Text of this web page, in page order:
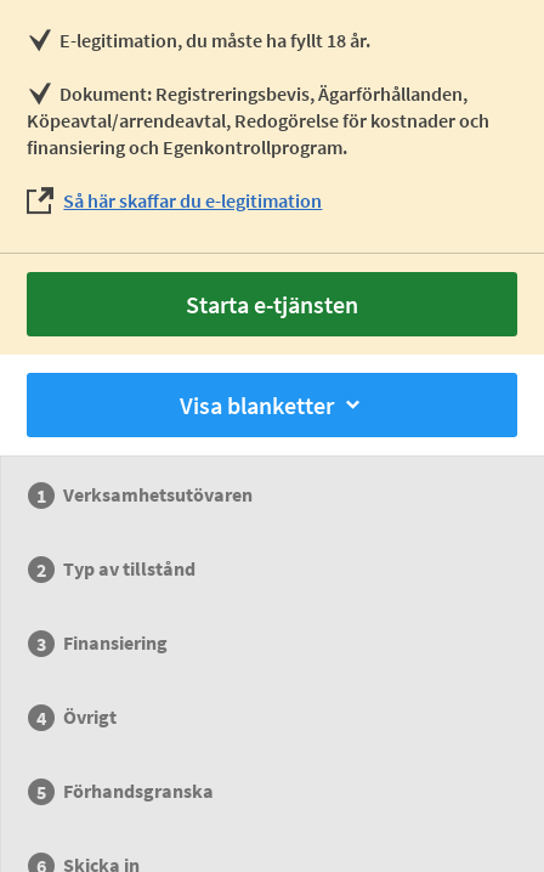
E-legitimation, du måste ha fyllt 18 år.
Dokument: Registreringsbevis, Ägarförhållanden,
Köpeavtal/arrendeavtal, Redogörelse för kostnader och
finansiering och Egenkontrollprogram.
Så här skaffar du e-legitimation
Starta e-tjänsten
Visa blanketter
Verksamhetsutövaren
Typ av tillstånd
Finansiering
Övrigt
Förhandsgranska
Skicka in